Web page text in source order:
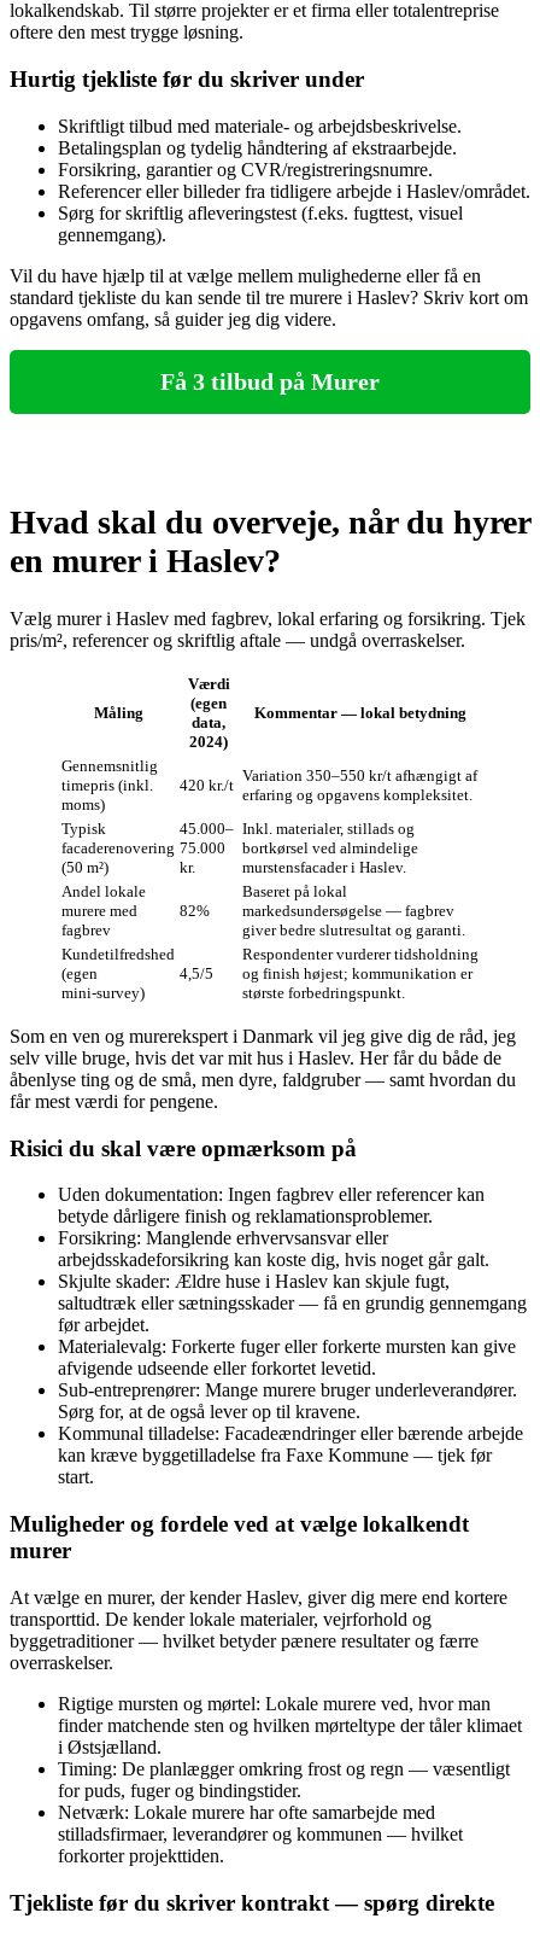
lokalkendskab. Til større projekter er et firma eller totalentreprise
oftere den mest trygge løsning.
Hurtig tjekliste før du skriver under
Skriftligt tilbud med materiale‑ og arbejdsbeskrivelse.
Betalingsplan og tydelig håndtering af ekstraarbejde.
Forsikring, garantier og CVR/registreringsnumre.
Referencer eller billeder fra tidligere arbejde i Haslev/området.
Sørg for skriftlig afleveringstest (f.eks. fugttest, visuel
gennemgang).
Vil du have hjælp til at vælge mellem mulighederne eller få en
standard tjekliste du kan sende til tre murere i Haslev? Skriv kort om
opgavens omfang, så guider jeg dig videre.
Få 3 tilbud på Murer
Hvad skal du overveje, når du hyrer
en murer i Haslev?
Vælg murer i Haslev med fagbrev, lokal erfaring og forsikring. Tjek
pris/m², referencer og skriftlig aftale — undgå overraskelser.
Måling
Værdi
(egen
data,
2024)
Kommentar — lokal betydning
Gennemsnitlig
timepris (inkl.
moms)
420 kr./t
Variation 350–550 kr/t afhængigt af
erfaring og opgavens kompleksitet.
Typisk
facaderenovering
(50 m²)
45.000–
75.000
kr.
Inkl. materialer, stillads og
bortkørsel ved almindelige
murstensfacader i Haslev.
Andel lokale
murere med
fagbrev
82%
Baseret på lokal
markedsundersøgelse — fagbrev
giver bedre slutresultat og garanti.
Kundetilfredshed
(egen
mini‑survey)
4,5/5
Respondenter vurderer tidsholdning
og finish højest; kommunikation er
største forbedringspunkt.
Som en ven og murerekspert i Danmark vil jeg give dig de råd, jeg
selv ville bruge, hvis det var mit hus i Haslev. Her får du både de
åbenlyse ting og de små, men dyre, faldgruber — samt hvordan du
får mest værdi for pengene.
Risici du skal være opmærksom på
Uden dokumentation: Ingen fagbrev eller referencer kan
betyde dårligere finish og reklamationsproblemer.
Forsikring: Manglende erhvervsansvar eller
arbejdsskadeforsikring kan koste dig, hvis noget går galt.
Skjulte skader: Ældre huse i Haslev kan skjule fugt,
saltudtræk eller sætningsskader — få en grundig gennemgang
før arbejdet.
Materialevalg: Forkerte fuger eller forkerte mursten kan give
afvigende udseende eller forkortet levetid.
Sub‑entreprenører: Mange murere bruger underleverandører.
Sørg for, at de også lever op til kravene.
Kommunal tilladelse: Facadeændringer eller bærende arbejde
kan kræve byggetilladelse fra Faxe Kommune — tjek før
start.
Muligheder og fordele ved at vælge lokalkendt
murer
At vælge en murer, der kender Haslev, giver dig mere end kortere
transporttid. De kender lokale materialer, vejrforhold og
byggetraditioner — hvilket betyder pænere resultater og færre
overraskelser.
Rigtige mursten og mørtel: Lokale murere ved, hvor man
finder matchende sten og hvilken mørteltype der tåler klimaet
i Østsjælland.
Timing: De planlægger omkring frost og regn — væsentligt
for puds, fuger og bindingstider.
Netværk: Lokale murere har ofte samarbejde med
stilladsfirmaer, leverandører og kommunen — hvilket
forkorter projekttiden.
Tjekliste før du skriver kontrakt — spørg direkte